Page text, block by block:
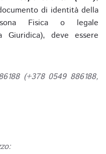
di identità della
Fisica o legale
Giuridica), deve essere
(+378 0549 886188,